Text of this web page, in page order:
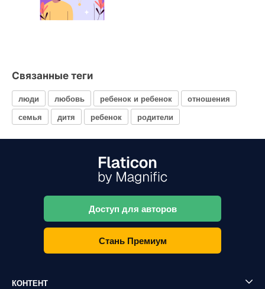
Связанные теги
люди любовь ребенок и ребенок
отношения
семья
дитя ребенок родители
Доступ для авторов
Стань Премиум
КОНТЕНТ